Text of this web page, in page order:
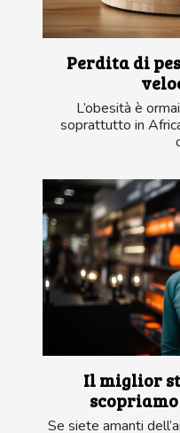
Perdita di
L’obesità è
soprattutto in
Il miglior
Se siete amanti